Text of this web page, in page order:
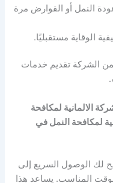
النمل أو القوارض مرة
الوقاية مستقبليًا.
الشركة تقديم خدمات
الالمانية لمكافحة
لمكافحة النمل في
لك الوصول السريع إلى
المناسب. يساعد هذا